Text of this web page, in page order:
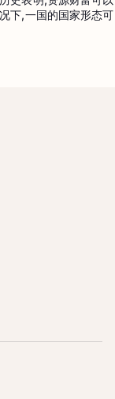
下,一国的国家形态可